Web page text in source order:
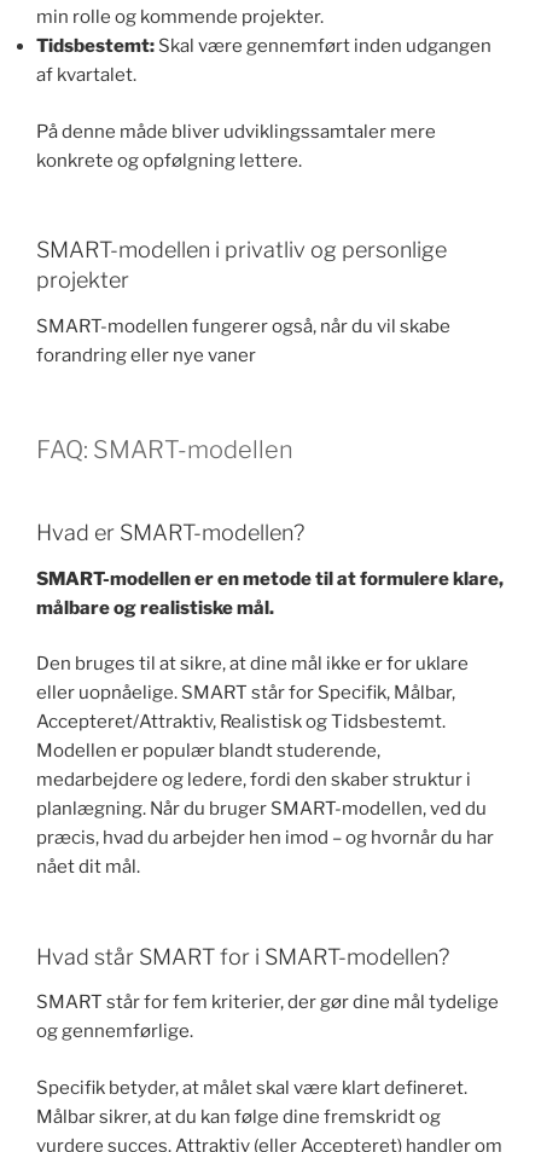
min rolle og kommende projekter.
Tidsbestemt: Skal være gennemført inden udgangen
af kvartalet.
På denne måde bliver udviklingssamtaler mere
konkrete og opfølgning lettere.
SMART-modellen i privatliv og personlige
projekter
SMART-modellen fungerer også, når du vil skabe
forandring eller nye vaner
FAQ: SMART-modellen
Hvad er SMART-modellen?
SMART-modellen er en metode til at formulere klare,
målbare og realistiske mål.
Den bruges til at sikre, at dine mål ikke er for uklare
eller uopnåelige. SMART står for Specifik, Målbar,
Accepteret/Attraktiv, Realistisk og Tidsbestemt.
Modellen er populær blandt studerende,
medarbejdere og ledere, fordi den skaber struktur i
planlægning. Når du bruger SMART-modellen, ved du
præcis, hvad du arbejder hen imod – og hvornår du har
nået dit mål.
Hvad står SMART for i SMART-modellen?
SMART står for fem kriterier, der gør dine mål tydelige
og gennemførlige.
Specifik betyder, at målet skal være klart defineret.
Målbar sikrer, at du kan følge dine fremskridt og
vurdere succes. Attraktiv (eller Accepteret) handler om